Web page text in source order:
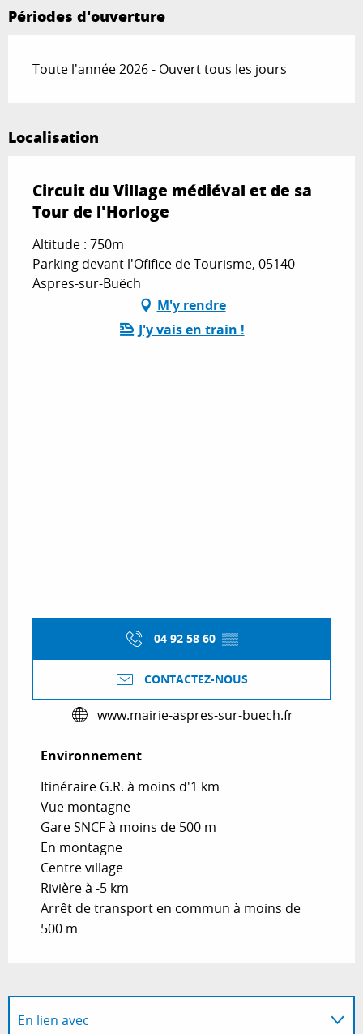
Périodes d'ouverture
Toute l'année 2026 - Ouvert tous les jours
Localisation
Circuit du Village médiéval et de sa
Tour de l'Horloge
Altitude : 750m
Parking devant l'Ofifice de Tourisme, 05140
Aspres-sur-Buëch
M'y rendre
J'y vais en train !
04 92 58 60 ▒▒
CONTACTEZ-NOUS
www.mairie-aspres-sur-buech.fr
Environnement
Environnement
Itinéraire G.R. à moins d'1 km
Vue montagne
Gare SNCF à moins de 500 m
En montagne
Centre village
Rivière à -5 km
Arrêt de transport en commun à moins de
500 m
En lien avec